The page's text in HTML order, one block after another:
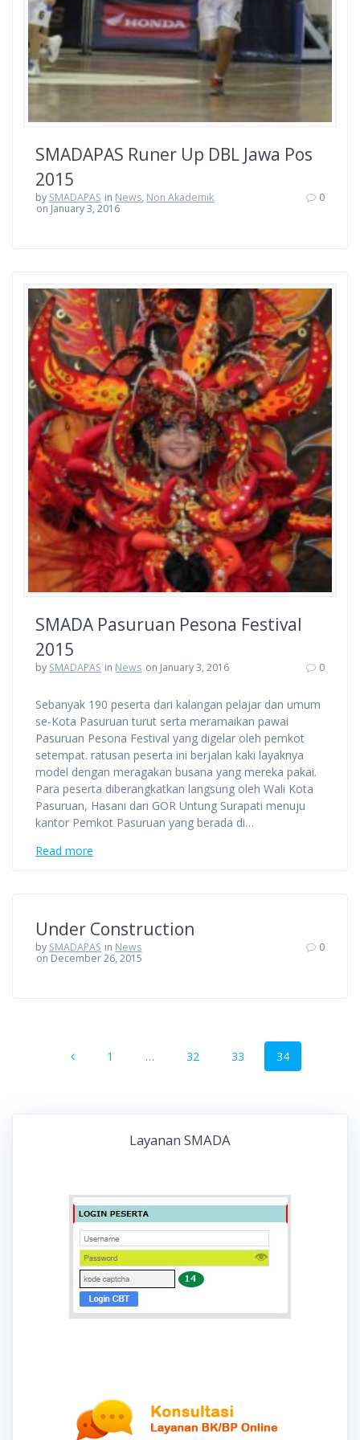
SMADAPAS Runer Up DBL Jawa Pos
2015
by SMADAPAS in News, Non Akademik
on January 3, 2016
0
SMADA Pasuruan Pesona Festival
2015
by SMADAPAS in News on January 3, 2016 0
Sebanyak 190 peserta dari kalangan pelajar dan umum
se-Kota Pasuruan turut serta meramaikan pawai
Pasuruan Pesona Festival yang digelar oleh pemkot
setempat. ratusan peserta ini berjalan kaki layaknya
model dengan meragakan busana yang mereka pakai.
Para peserta diberangkatkan langsung oleh Wali Kota
Pasuruan, Hasani dari GOR Untung Surapati menuju
kantor Pemkot Pasuruan yang berada di…
Read more
Under Construction
by SMADAPAS in News
on December 26, 2015
0
navigation
Page
1 … Page
32 Page
33 Page
34
Layanan SMADA